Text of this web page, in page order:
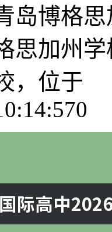
岛博格
思加州
，位于
0